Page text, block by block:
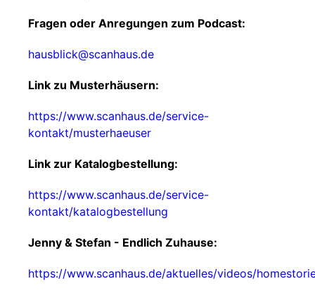
Fragen oder Anregungen zum Podcast:
hausblick@scanhaus.de
Link zu Musterhäusern:
https://www.scanhaus.de/service-
kontakt/musterhaeuser
Link zur Katalogbestellung:
https://www.scanhaus.de/service-
kontakt/katalogbestellung
Jenny & Stefan - Endlich Zuhause:
https://www.scanhaus.de/aktuelles/videos/